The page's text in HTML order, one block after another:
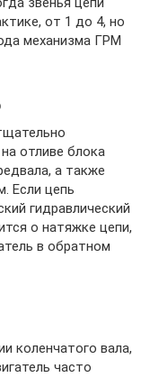
от 1 до 4, но
механизма ГРМ
отливе блока
а также
Если цепь
гидравлический
о натяжке цепи,
в обратном
коленчатого вала,
часто